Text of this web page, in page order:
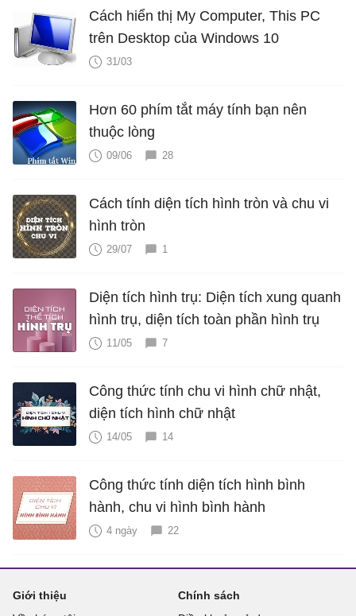
Cách hiển thị My Computer, This PC
trên Desktop của Windows 10
31/03
Hơn 60 phím tắt máy tính bạn nên
thuộc lòng
09/06 28
Cách tính diện tích hình tròn và chu vi
hình tròn
29/07 1
Diện tích hình trụ: Diện tích xung quanh
hình trụ, diện tích toàn phần hình trụ
11/05 7
Công thức tính chu vi hình chữ nhật,
diện tích hình chữ nhật
14/05 14
Công thức tính diện tích hình bình
hành, chu vi hình bình hành
4 ngày 22
Giới thiệu
Chính sách